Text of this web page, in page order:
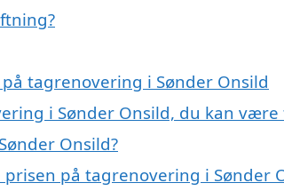
tagrenovering i Sønder Onsild
i Sønder Onsild, du kan være
Onsild?
på tagrenovering i Sønder